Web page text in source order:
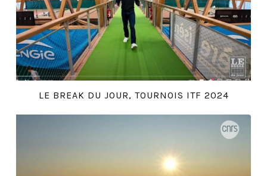
LE BREAK DU JOUR, TOURNOIS ITF 2024